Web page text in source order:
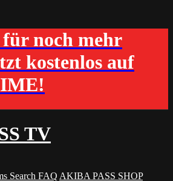
noch mehr
kostenlos auf
TV
Search FAQ AKIBA PASS SHOP